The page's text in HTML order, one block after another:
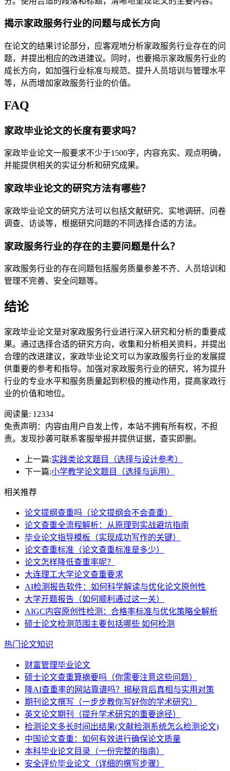
揭示家政服务行业的问题与成长方向
在论文的结果讨论部分，应客观地分析家政服务行业存在的问
题，并提出相应的改进建议。同时，也要揭示家政服务行业的
成长方向，如加强行业标准与规范、提升人员培训与管理水平
等，从而增加家政服务行业的价值。
FAQ
家政毕业论文的长度有要求吗？
家政毕业论文一般要求不少于1500字，内容充实、观点明确，
并能提供相关的实证分析和研究成果。
家政毕业论文的研究方法有哪些？
家政毕业论文的研究方法可以包括文献研究、实地调研、问卷
调查、访谈等，根据研究问题的不同选择合适的方法。
家政服务行业的存在的主要问题是什么？
家政服务行业的存在问题包括服务质量参差不齐、人员培训和
管理不完善、安全问题等。
结论
家政毕业论文是对家政服务行业进行深入研究和分析的重要成
果。通过选择合适的研究方向，收集和分析相关资料，并提出
合理的改进建议，家政毕业论文可以为家政服务行业的发展提
供重要的参考和指导。加强对家政服务行业的研究，将为提升
行业的专业水平和服务质量起到积极的推动作用，提高家政行
业的价值和地位。
阅读量: 12334
免责声明：内容由用户自发上传，本站不拥有所有权，不担
责。发现抄袭可联系客服举报并提供证据，查实即删。
上一篇:实践类论文题目（选择与设计参考）
下一篇:小学教学论文题目（选择与运用）
相关推荐
论文提纲查重吗（论文提纲会不会查重）
论文查重全流程解析：从原理到实战避坑指南
毕业论文指导模板（实现成功写作的关键）
论文查重标准（论文查重标准是多少）
论文怎样降低查重率呢？
大连理工大学论文查重要求
AI检测报告软件：如何科学解读与优化论文原创性
大学开题报告（如何顺利通过这一关）
AIGC内容原创性检测：合格率标准与优化策略全解析
硕士论文检测范围主要包括哪些 如何检测
热门论文知识
财富管理毕业论文
硕士论文查重算摘要吗（你需要注意这些问题）
降AI查重率的网站靠谱吗？揭秘背后真相与实用对策
期刊论文撰写（一步步教你写好你的学术研究）
英文论文期刊（提升学术研究的重要途径）
检测论文多长时间出结果(文献检测系统怎么检测论文)
中国论文查重：如何有效进行确保论文质量
本科毕业论文目录（一份完整的指南）
安全评价毕业论文（详细的撰写步骤）